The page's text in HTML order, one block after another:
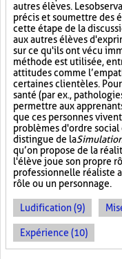
autres élèves. Les
précis et soumettre des
cette étape de la
aux autres élèves
sur ce qu'ils ont vécu
méthode est utilisée,
attitudes comme
certaines clientèles.
santé (par ex.,
permettre aux
que ces personnes
problèmes d'ordre social
distingue de la
qu’on propose de la
l'élève joue son propre
professionnelle réaliste
rôle ou un personnage.
Ludification (9)
Expérience (10)